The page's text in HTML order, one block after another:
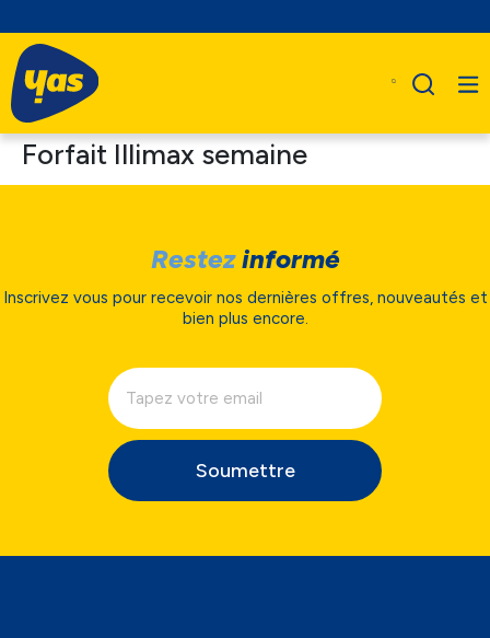
Forfait Illimax semaine
Restezinformé
Inscrivez vous pour recevoir nos dernières offres, nouveautés et
bien plus encore.
Soumettre